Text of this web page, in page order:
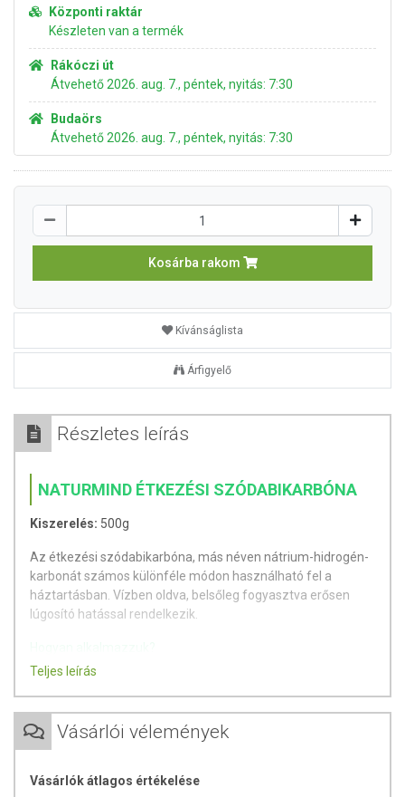
Központi raktár
Készleten van a termék
Rákóczi út
Átvehető 2026. aug. 7., péntek, nyitás: 7:30
Budaörs
Átvehető 2026. aug. 7., péntek, nyitás: 7:30
Kosárba rakom
Kívánságlista
Árfigyelő
Részletes leírás
NATURMIND ÉTKEZÉSI SZÓDABIKARBÓNA
Kiszerelés: 500g
Az étkezési szódabikarbóna, más néven nátrium-hidrogén-
karbonát számos különféle módon használható fel a
háztartásban. Vízben oldva, belsőleg fogyasztva erősen
lúgosító hatással rendelkezik.
teszünk, a zöldségek megőrzik élénk színüket.
a tészta könnyű és egyenletes lesz.
szódabikarbónát egy pohár vízben elkeverve
Teljes leírás
Vásárlói vélemények
Vásárlók átlagos értékelése